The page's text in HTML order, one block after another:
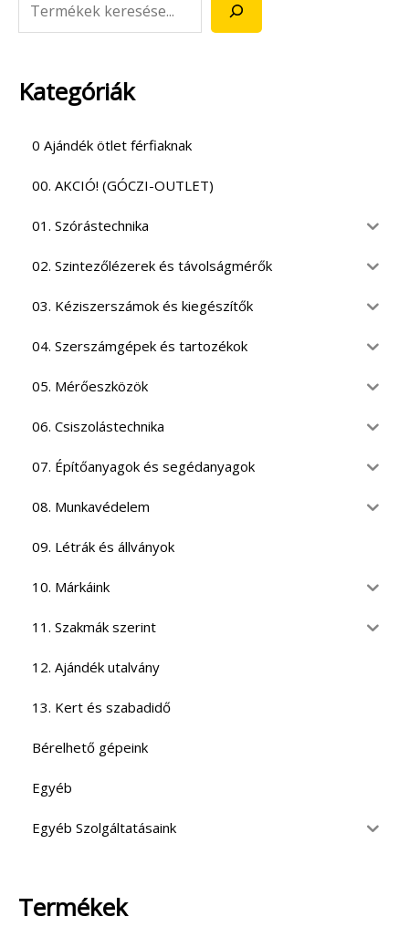
Kategóriák
0 Ajándék ötlet férfiaknak
00. AKCIÓ! (GÓCZI-OUTLET)
01. Szórástechnika
02. Szintezőlézerek és távolságmérők
03. Kéziszerszámok és kiegészítők
04. Szerszámgépek és tartozékok
05. Mérőeszközök
06. Csiszolástechnika
07. Építőanyagok és segédanyagok
08. Munkavédelem
09. Létrák és állványok
10. Márkáink
11. Szakmák szerint
12. Ajándék utalvány
13. Kert és szabadidő
Bérelhető gépeink
Egyéb
Egyéb Szolgáltatásaink
Termékek